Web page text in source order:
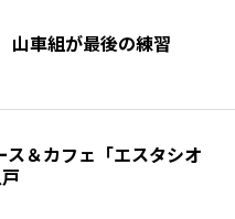
車組が最後の練習
ス＆カフェ「エスタシオ